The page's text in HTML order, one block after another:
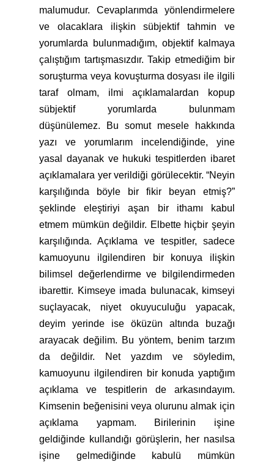
malumudur. Cevaplarımda yönlendirmelere
ve olacaklara ilişkin sübjektif tahmin ve
yorumlarda bulunmadığım, objektif kalmaya
çalıştığım tartışmasızdır. Takip etmediğim bir
soruşturma veya kovuşturma dosyası ile ilgili
taraf olmam, ilmi açıklamalardan kopup
sübjektif yorumlarda bulunmam
düşünülemez. Bu somut mesele hakkında
yazı ve yorumlarım incelendiğinde, yine
yasal dayanak ve hukuki tespitlerden ibaret
açıklamalara yer verildiği görülecektir. “Neyin
karşılığında böyle bir fikir beyan etmiş?”
şeklinde eleştiriyi aşan bir ithamı kabul
etmem mümkün değildir. Elbette hiçbir şeyin
karşılığında. Açıklama ve tespitler, sadece
kamuoyunu ilgilendiren bir konuya ilişkin
bilimsel değerlendirme ve bilgilendirmeden
ibarettir. Kimseye imada bulunacak, kimseyi
suçlayacak, niyet okuyuculuğu yapacak,
deyim yerinde ise öküzün altında buzağı
arayacak değilim. Bu yöntem, benim tarzım
da değildir. Net yazdım ve söyledim,
kamuoyunu ilgilendiren bir konuda yaptığım
açıklama ve tespitlerin de arkasındayım.
Kimsenin beğenisini veya olurunu almak için
açıklama yapmam. Birilerinin işine
geldiğinde kullandığı görüşlerin, her nasılsa
işine gelmediğinde kabulü mümkün